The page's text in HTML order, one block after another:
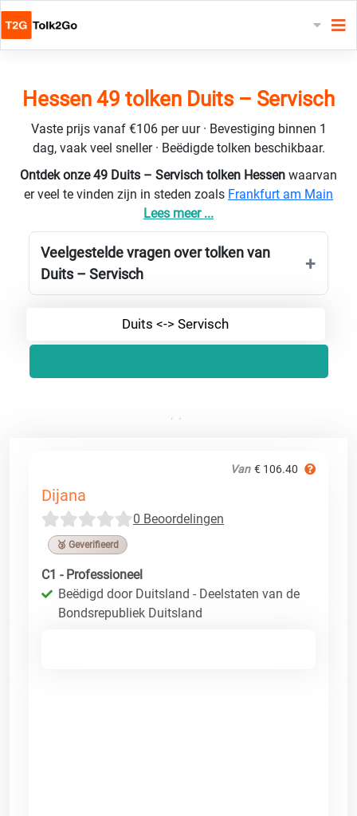
Hessen 49 tolken Duits – Servisch
Vaste prijs vanaf €106 per uur · Bevestiging binnen 1
dag, vaak veel sneller · Beëdigde tolken beschikbaar.
Ontdek onze 49 Duits – Servisch tolken Hessen waarvan
er veel te vinden zijn in steden zoals Frankfurt am Main
Lees meer ...
Veelgestelde vragen over tolken van
Duits – Servisch
Duits <-> Servisch
Van € 106.40
Dijana
0 Beoordelingen
🥉 Geverifieerd
C1 - Professioneel
Beëdigd door Duitsland - Deelstaten van de
Bondsrepubliek Duitsland